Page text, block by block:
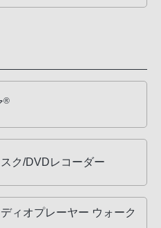
®
ク/DVDレコーダー
ィオプレーヤー ウォーク